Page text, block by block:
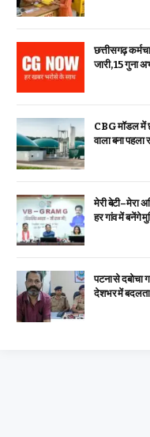
छत्तीसगढ़
जारी, 15 गुना
CBG मॉडल में
वाला बना पहला
मेरी बेटी–मेरा
हर गांव में बनेंगे
पटना से दबोचा
देशभर में बदलता